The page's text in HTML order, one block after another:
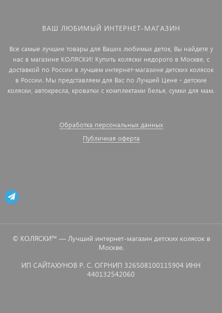
ВАШ ЛЮБИМЫЙ ИНТЕРНЕТ-МАГАЗИН
Все самые лучшие товары для Ваших любимых деток, Вы найдете у
нас в магазине КОЛЯСКИ! Купить коляски недорого в Москве, с
доставкой по России в лучшем интернет-магазине детских колясок
в России. Мы представляем для Вас по Лучшей Цене - детские
коляски, автокресла, кроватки с комплектами белья, сумки для мам.
Обработка персональных данных
Публичная оферта
© КОЛЯСКИ™ — Лучший интернет-магазин детских колясок в
Москве.
ИП САЙТАХУНОВ Р. С. ОГРНИП 326508100115904 ИНН
440132542060